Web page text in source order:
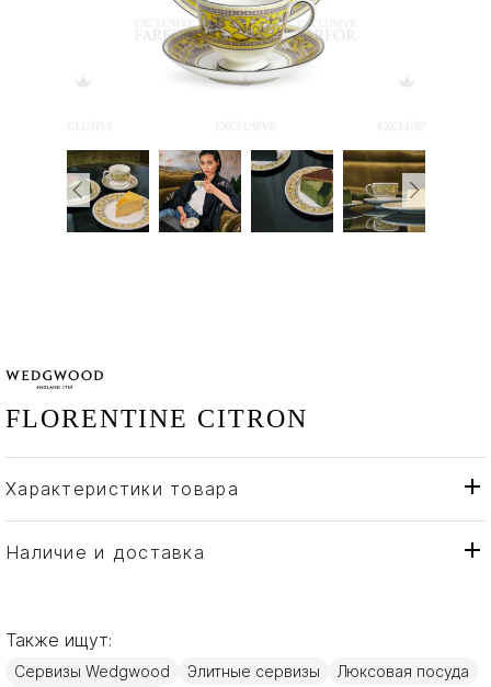
FLORENTINE CITRON
Характеристики товара
Бренд
Wedgwood
Страна производителя
Наличие и доставка
Также ищут:
Сервизы Wedgwood Элитные сервизы
Люксовая посуда